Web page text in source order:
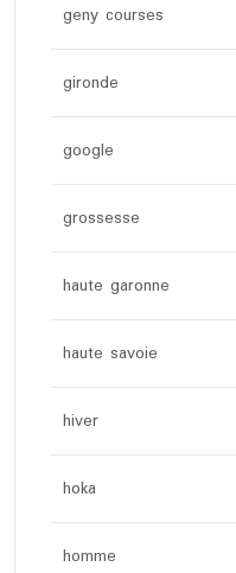
geny courses
gironde
google
grossesse
haute garonne
haute savoie
hiver
hoka
homme